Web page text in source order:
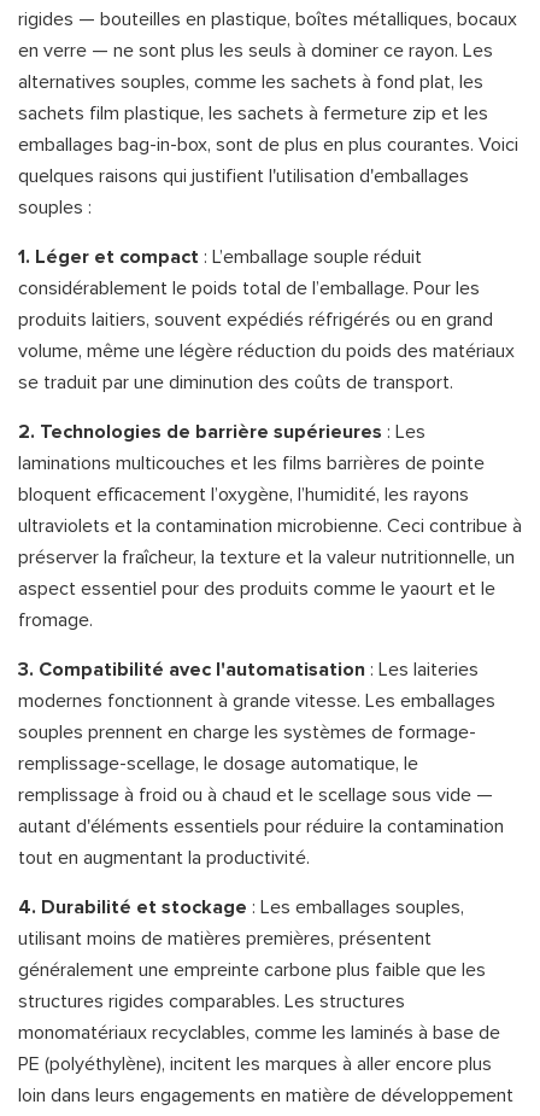
rigides — bouteilles en plastique, boîtes métalliques, bocaux
en verre — ne sont plus les seuls à dominer ce rayon. Les
alternatives souples, comme les sachets à fond plat, les
sachets film plastique, les sachets à fermeture zip et les
emballages bag-in-box, sont de plus en plus courantes. Voici
quelques raisons qui justifient l'utilisation d'emballages
souples :
1. Léger et compact : L’emballage souple réduit
considérablement le poids total de l’emballage. Pour les
produits laitiers, souvent expédiés réfrigérés ou en grand
volume, même une légère réduction du poids des matériaux
se traduit par une diminution des coûts de transport.
2. Technologies de barrière supérieures : Les
laminations multicouches et les films barrières de pointe
bloquent efficacement l’oxygène, l’humidité, les rayons
ultraviolets et la contamination microbienne. Ceci contribue à
préserver la fraîcheur, la texture et la valeur nutritionnelle, un
aspect essentiel pour des produits comme le yaourt et le
fromage.
3. Compatibilité avec l'automatisation : Les laiteries
modernes fonctionnent à grande vitesse. Les emballages
souples prennent en charge les systèmes de formage-
remplissage-scellage, le dosage automatique, le
remplissage à froid ou à chaud et le scellage sous vide —
autant d'éléments essentiels pour réduire la contamination
tout en augmentant la productivité.
4. Durabilité et stockage : Les emballages souples,
utilisant moins de matières premières, présentent
généralement une empreinte carbone plus faible que les
structures rigides comparables. Les structures
monomatériaux recyclables, comme les laminés à base de
PE (polyéthylène), incitent les marques à aller encore plus
loin dans leurs engagements en matière de développement